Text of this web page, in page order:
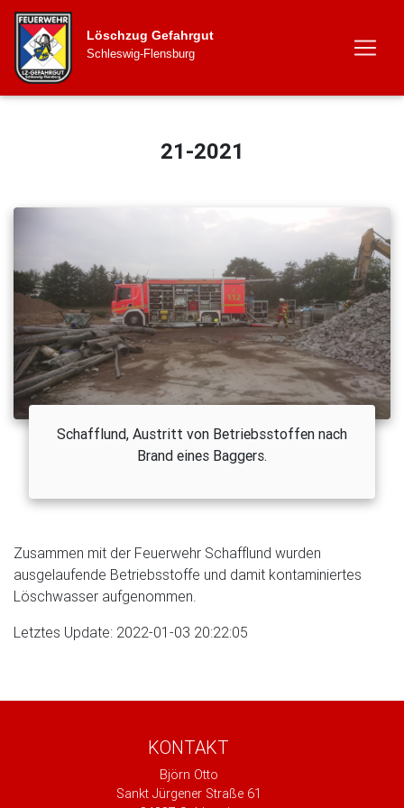
Löschzug Gefahrgut
Schleswig-Flensburg
21-2021
Schafflund, Austritt von Betriebsstoffen nach
Brand eines Baggers.
Zusammen mit der Feuerwehr Schafflund wurden
ausgelaufende Betriebsstoffe und damit kontaminiertes
Löschwasser aufgenommen.
Letztes Update: 2022-01-03 20:22:05
KONTAKT
Björn Otto
Sankt Jürgener Straße 61